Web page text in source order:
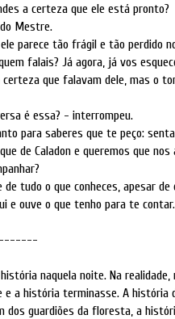
a certeza que ele está pronto?
Mestre.
parece tão frágil e tão perdido
falais? Já agora, já vos
que falavam dele, mas o
é essa? - interrompeu.
para saberes que te peço:
de Caladon e queremos que nos
de tudo o que conheces, apesar
ouve o que tenho para te contar.
naquela noite. Na
e a história terminasse. A história
dos guardiões da floresta, a